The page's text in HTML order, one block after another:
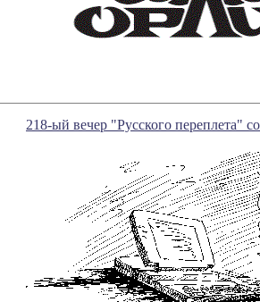
218-ый вечер "Русского переплета"